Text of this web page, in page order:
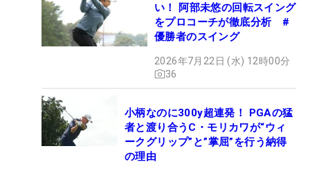
い！ 阿部未悠の回転スイング
をプロコーチが徹底分析 #
優勝者のスイング
2026年7月22日 (水) 12時00分
36
小柄なのに300y超連発！ PGAの猛
者と渡り合うC・モリカワが“ウィ
ークグリップ”と”掌屈”を行う納得
の理由